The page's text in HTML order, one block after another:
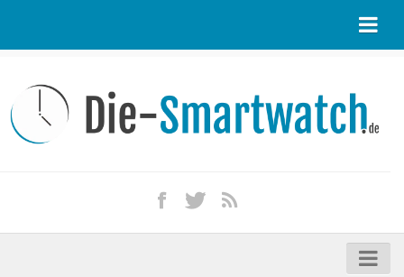
Kontakt / Tipp geben
Impressum
iPhone kaufen